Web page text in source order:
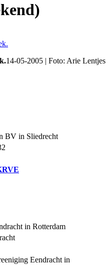
14-05-2005 | Foto: Arie Lentjes
BV in Sliedrecht
in Rotterdam
Eendracht in